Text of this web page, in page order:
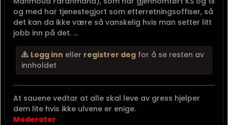
og med har tjenestegjort som etterretningsoffiser, så
det kan da ikke være så vanskelig hvis man setter litt
jobb inn på det. ...
Logg inn eller registrer deg for å se resten av
innholdet
At sauene vedtar at alle skal leve av gress hjelper
dem lite hvis ikke ulvene er enige.
Moderator